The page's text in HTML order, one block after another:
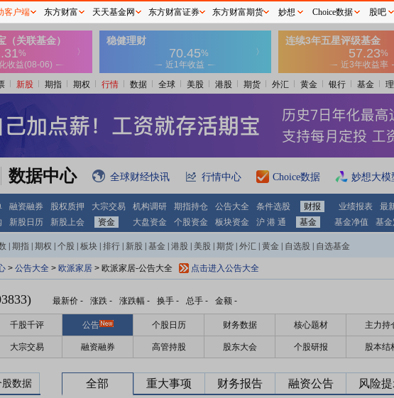
新股 期指 期权 行情 数据 全球 美股 港股 期货 外汇 黄金 银行 基金
数据中心 全球财经快讯 行情中心 Choice数据 妙想大模
融资融券 股权质押 大宗交易 机构调研 期指持仓 公告大全 条件选股 财报 业绩报表 最
新股日历 新股上会 资金 大盘资金 个股资金 板块资金 沪 港 通 基金 基金净值 基金
期指 期权 个股 板块 排行 新股 基金 港股 美股 期货 外汇 黄金 自选股 自选基金
> 公告大全 > 欧派家居 > 欧派家居-公告大全 点击进入公告大全
最新价 - 涨跌 - 涨跌幅 - 换手 - 总手 - 金额 -
千股千评 公告 个股日历 财务数据 核心题材 主力持
大宗交易 融资融券 高管持股 股东大会 个股研报 股本结
股数据 全部 重大事项 财务报告 融资公告 风险
客户端 东方财富 天天基金网 东方财富证券 东方财富期货 妙想 Choice数据 股吧